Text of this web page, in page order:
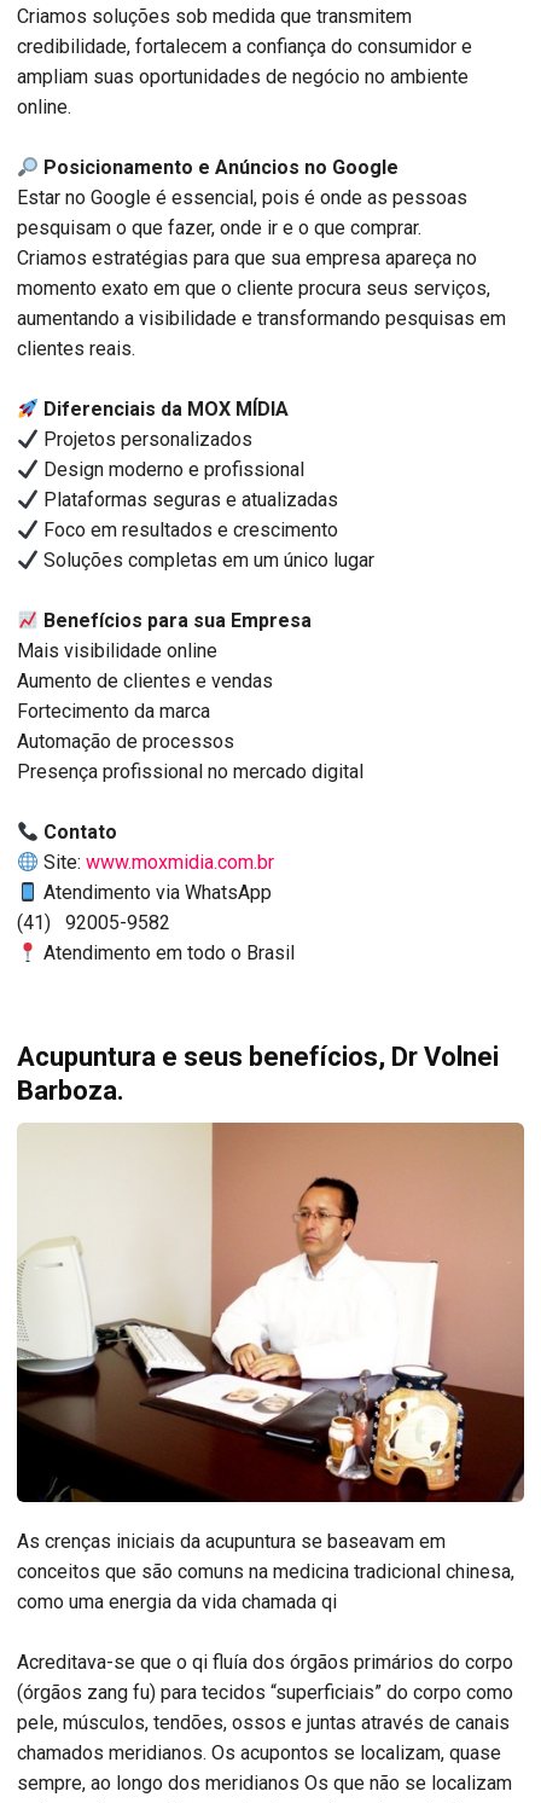
Criamos soluções sob medida que transmitem
credibilidade, fortalecem a confiança do consumidor e
ampliam suas oportunidades de negócio no ambiente
online.
Posicionamento e Anúncios no Google
Estar no Google é essencial, pois é onde as pessoas
pesquisam o que fazer, onde ir e o que comprar.
Criamos estratégias para que sua empresa apareça no
momento exato em que o cliente procura seus serviços,
aumentando a visibilidade e transformando pesquisas em
clientes reais.
Diferenciais da MOX MÍDIA
Projetos personalizados
Design moderno e profissional
Plataformas seguras e atualizadas
Foco em resultados e crescimento
Soluções completas em um único lugar
Benefícios para sua Empresa
Mais visibilidade online
Aumento de clientes e vendas
Fortecimento da marca
Automação de processos
Presença profissional no mercado digital
Contato
Site:www.moxmidia.com.br
Atendimento via WhatsApp
(41) 92005-9582
Atendimento em todo o Brasil
Acupuntura e seus benefícios, Dr Volnei
Barboza.
As crenças iniciais da acupuntura se baseavam em
conceitos que são comuns na medicina tradicional chinesa,
como uma energia da vida chamada qi
Acreditava-se que o qi fluía dos órgãos primários do corpo
(órgãos zang fu) para tecidos “superficiais” do corpo como
pele, músculos, tendões, ossos e juntas através de canais
chamados meridianos. Os acupontos se localizam, quase
sempre, ao longo dos meridianos Os que não se localizam